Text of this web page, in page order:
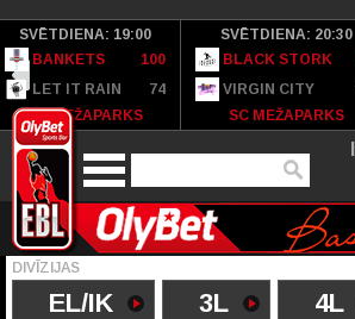
SVĒTDIENA: 19:00
BANKETS
100
LET IT RAIN
74
SC MEŽAPARKS
SVĒTDIENA: 20:30
BLACK STORK
VIRGIN CITY
SC MEŽAPARKS
DIVĪZIJAS
EL/IK 3L 4L